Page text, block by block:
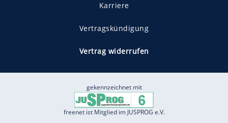
Karriere
Vertragskündigung
Vertrag widerrufen
gekennzeichnet mit
freenet ist Mitglied im JUSPROG e.V.